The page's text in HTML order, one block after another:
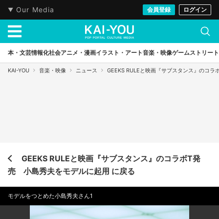
Our Media 会員登録 ログイン
本・文芸情報化社会アニメ・漫画イラスト・アート音楽・映像ゲームストリート
KAI-YOU 音楽・映像 ニュース GEEKS RULEと映画『サブスタンス』のコ
GEEKS RULEと映画『サブスタンス』のコラボT発
売 小島秀夫をモデルに起用 に戻る
モデルをつとめた小島秀夫さん1